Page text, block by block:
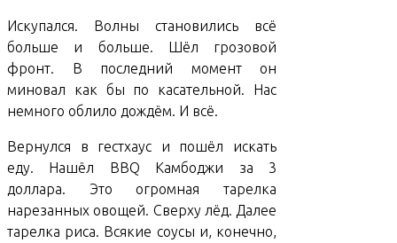
Искупался. Волны становились всё
больше и больше. Шёл грозовой
фронт. В последний момент он
миновал как бы по касательной. Нас
немного облило дождём. И всё.
Вернулся в гестхаус и пошёл искать
еду. Нашёл BBQ Камбоджи за 3
доллара. Это огромная тарелка
нарезанных овощей. Сверху лёд. Далее
тарелка риса. Всякие соусы и, конечно,